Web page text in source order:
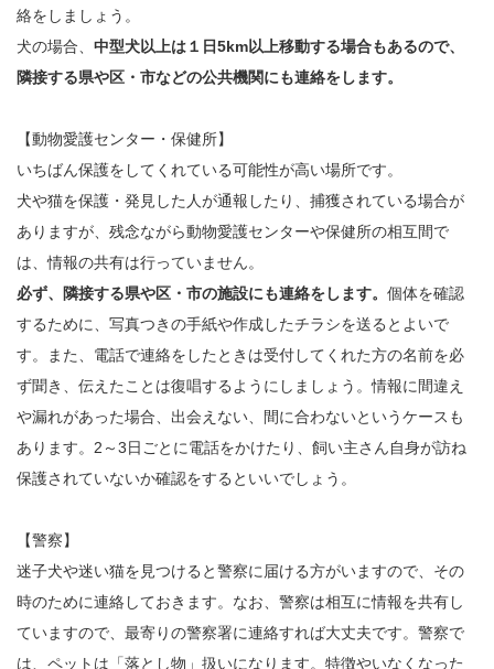
絡をしましょう。
犬の場合、 中型犬以上は１日5km以上移動する場合もあるので、
隣接する県や区・市などの公共機関にも連絡をします。
【動物愛護センター・保健所】
いちばん保護をしてくれている可能性が高い場所です。
犬や猫を保護・発見した人が通報したり、捕獲されている場合が
ありますが、残念ながら動物愛護センターや保健所の相互間で
は、情報の共有は行っていません。
必ず、隣接する県や区・市の施設にも連絡をします。 個体を確認
するために、写真つきの手紙や作成したチラシを送るとよいで
す。また、電話で連絡をしたときは受付してくれた方の名前を必
ず聞き、伝えたことは復唱するようにしましょう。情報に間違え
や漏れがあった場合、出会えない、間に合わないというケースも
あります。2～3日ごとに電話をかけたり、飼い主さん自身が訪ね
保護されていないか確認をするといいでしょう。
【警察】
迷子犬や迷い猫を見つけると警察に届ける方がいますので、その
時のために連絡しておきます。なお、警察は相互に情報を共有し
ていますので、最寄りの警察署に連絡すれば大丈夫です。警察で
は、ペットは「落とし物」扱いになります。特徴やいなくなった